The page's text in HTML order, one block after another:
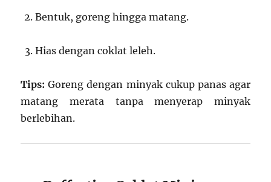
Bentuk, goreng hingga matang.
Hias dengan coklat leleh.
Tips: Goreng dengan minyak cukup panas agar
matang merata tanpa menyerap minyak
berlebihan.